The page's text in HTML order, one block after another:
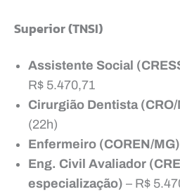
Superior (TNSI)
Assistente Social
R$ 5.470,71
Cirurgião Dentista (CRO/
(22h)
Enfermeiro (COREN/MG)
Eng. Civil Avaliador
especialização) – R$